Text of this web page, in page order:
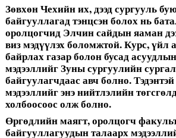
ЗөвхөнЧехийних,дээдсургууль
байгууллагадтэнцсэнболохнь
оролцогчид Элчинсайдыняаман
виз мэдүүлэхболомжтой.Курс,үйл
байрлах газар болон бусад
мэдээллийг Зуны сургуулийн
байгуулагчдаас авч болно.
мэдээллийг энэ нийтлэлийн төгсгө
холбоосоос олжболно.
Өргөдлийнмаягт,оролцогч
байгууллагуудын талаарх